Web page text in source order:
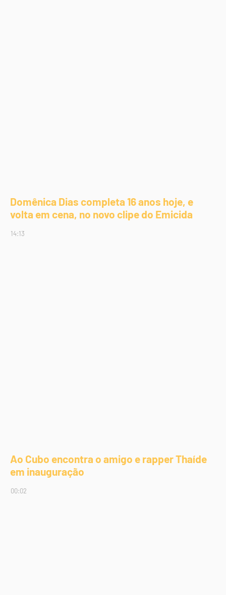
Domênica Dias completa 16 anos hoje, e
volta em cena, no novo clipe do Emicida
14:13
Ao Cubo encontra o amigo e rapper Thaíde
em inauguração
00:02